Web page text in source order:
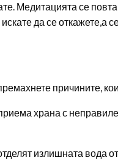
Медитацията се
да се откажете,а
причините,
храна с
излишната вода